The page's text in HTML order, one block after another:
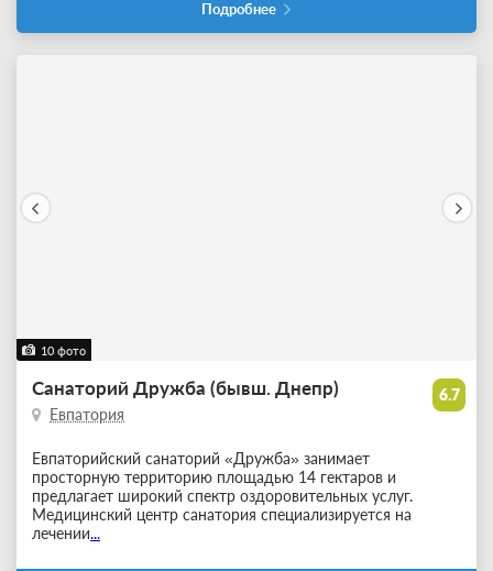
Подробнее
10 фото
6.7
Санаторий Дружба (бывш. Днепр)
Евпатория
Евпаторийский санаторий «Дружба» занимает
просторную территорию площадью 14 гектаров и
предлагает широкий спектр оздоровительных услуг.
Медицинский центр санатория специализируется на
лечении...